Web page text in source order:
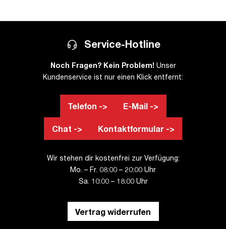
Service-Hotline
Noch Fragen? Kein Problem! Unser
Kundenservice ist nur einen Klick entfernt:
Telefon -> E-Mail ->
Chat -> Kontaktformular ->
Wir stehen dir kostenfrei zur Verfügung:
Mo. – Fr. 08:00 – 20:00 Uhr
Sa. 10:00 – 18:00 Uhr
Vertrag widerrufen